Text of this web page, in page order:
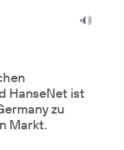
HanseNet ist
zu
Markt.